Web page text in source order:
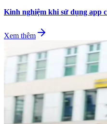
Kinh nghiệm khi sử dụng app
Xem thêm